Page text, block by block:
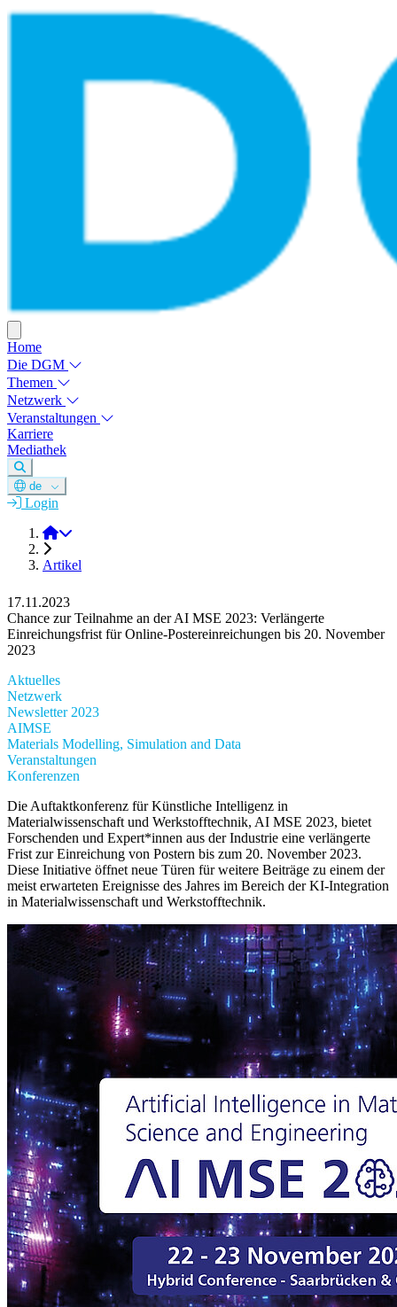
Home
Die DGM
Themen
Netzwerk
Veranstaltungen
Karriere
Mediathek
de
Login
DGM e.V.
Artikel
17.11.2023
Chance zur Teilnahme an der AI MSE 2023: Verlängerte
Einreichungsfrist für Online-Postereinreichungen bis 20. November
2023
Aktuelles
Netzwerk
Newsletter 2023
AIMSE
Materials Modelling, Simulation and Data
Veranstaltungen
Konferenzen
Die Auftaktkonferenz für Künstliche Intelligenz in
Materialwissenschaft und Werkstofftechnik, AI MSE 2023, bietet
Forschenden und Expert*innen aus der Industrie eine verlängerte
Frist zur Einreichung von Postern bis zum 20. November 2023.
Diese Initiative öffnet neue Türen für weitere Beiträge zu einem der
meist erwarteten Ereignisse des Jahres im Bereich der KI-Integration
in Materialwissenschaft und Werkstofftechnik.